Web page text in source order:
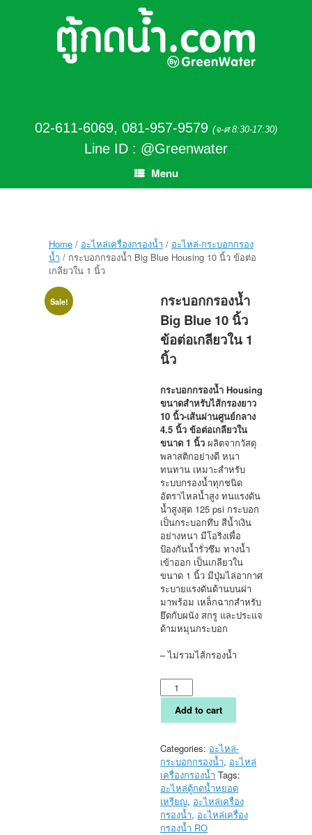
02-611-6069, 081-957-9579 (จ-ศ 8:30-17:30)
Line ID : @Greenwater
Menu
Home / อะไหล่เครื่องกรองน้ำ / อะไหล่-กระบอกกรอง
น้ำ / กระบอกกรองน้ำ Big Blue Housing 10 นิ้ว ข้อต่อ
เกลียวใน 1 นิ้ว
Sale!
กระบอกกรองน้ำ
Big Blue 10 นิ้ว
ข้อต่อเกลียวใน 1
นิ้ว
กระบอกกรองน้ำ Housing
ขนาดสำหรับไส้กรองยาว
10 นิ้ว-เส้นผ่านศูนย์กลาง
4.5 นิ้ว ข้อต่อเกลียวใน
ขนาด 1 นิ้วผลิตจากวัสดุ
พลาสติกอย่างดี หนา
ทนทาน เหมาะสำหรับ
ระบบกรองน้ำทุกชนิด
อัตราไหลน้ำสูง ทนแรงดัน
น้ำสูงสุด 125 psi กระบอก
เป็นกระบอกทึบ สีน้ำเงิน
อย่างหนา มีโอริงเพื่อ
ป้องกันน้ำรั่วซึม ทางน้ำ
เข้าออก เป็นเกลียวใน
ขนาด 1 นิ้ว มีปุ่มไล่อากาศ
ระบายแรงดันด้านบนฝา
มาพร้อม เหล็กฉากสำหรับ
ยึดกับผนัง สกรู และประแจ
ด้ามหมุนกระบอก
– ไม่รวมไส้กรองน้ำ
กระบอก
กรอง
Big
Housing
10
นิ้ว
ข้อ
ต่อ
เกลียว
ใน
Add to cart
Categories: อะไหล่-
กระบอกกรองน้ำ, อะไหล่
เครื่องกรองน้ำ Tags:
อะไหล่ตู้กดน้ำหยอด
เหรียญ, อะไหล่เครื่อง
กรองน้ำ, อะไหล่เครื่อง
กรองน้ำ RO